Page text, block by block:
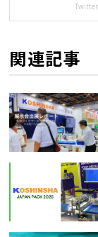
Twitter
関連記事